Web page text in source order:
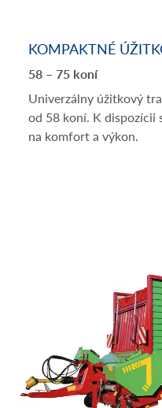
KOMPAKTNÉ
58 – 75 koní
Univerzálny úžitkový
od 58 koní. K dispozícii
na komfort a výkon.